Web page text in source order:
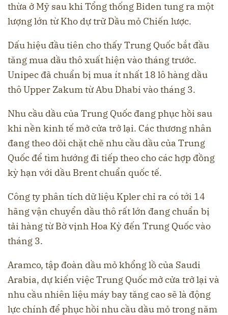
thừa ở Mỹ sau khi Tổng thống Biden tung ra một
lượng lớn từ Kho dự trữ Dầu mỏ Chiến lược.
Dấu hiệu đầu tiên cho thấy Trung Quốc bắt đầu
tăng mua dầu thô xuất hiện vào tháng trước.
Unipec đã chuẩn bị mua ít nhất 18 lô hàng dầu
thô Upper Zakum từ Abu Dhabi vào tháng 3.
Nhu cầu dầu của Trung Quốc đang phục hồi sau
khi nền kinh tế mở cửa trở lại. Các thương nhân
đang theo dõi chặt chẽ nhu cầu dầu của Trung
Quốc để tìm hướng đi tiếp theo cho các hợp đồng
kỳ hạn với dầu Brent chuẩn quốc tế.
Công ty phân tích dữ liệu Kpler chỉ ra có tới 14
hãng vận chuyển dầu thô rất lớn đang chuẩn bị
tải hàng từ Bờ vịnh Hoa Kỳ đến Trung Quốc vào
tháng 3.
Aramco, tập đoàn dầu mỏ khổng lồ của Saudi
Arabia, dự kiến việc Trung Quốc mở cửa trở lại và
nhu cầu nhiên liệu máy bay tăng cao sẽ là động
lực chính để phục hồi nhu cầu dầu mỏ trong năm